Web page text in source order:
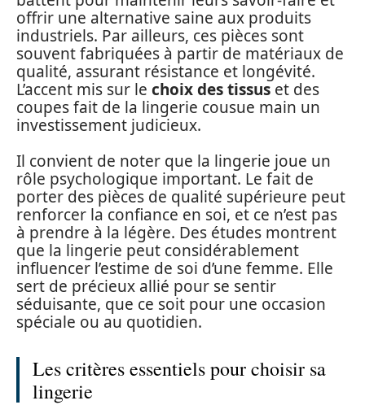
offrir une alternative saine aux produits
industriels. Par ailleurs, ces pièces sont
souvent fabriquées à partir de matériaux de
qualité, assurant résistance et longévité.
L’accent mis sur le choix des tissus et des
coupes fait de la lingerie cousue main un
investissement judicieux.
Il convient de noter que la lingerie joue un
rôle psychologique important. Le fait de
porter des pièces de qualité supérieure peut
renforcer la confiance en soi, et ce n’est pas
à prendre à la légère. Des études montrent
que la lingerie peut considérablement
influencer l’estime de soi d’une femme. Elle
sert de précieux allié pour se sentir
séduisante, que ce soit pour une occasion
spéciale ou au quotidien.
Les critères essentiels pour choisir sa
lingerie